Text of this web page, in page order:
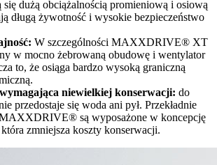
się dużą obciążalnością promieniową i osiową
długą żywotność i wysokie bezpieczeństwo
W szczególności MAXXDRIVE® XT
w mocno żebrowaną obudowę i wentylator
to, że osiąga bardzo wysoką graniczną
niewielkiej konserwacji: do
przedostaje się woda ani pył. Przekładnie
MAXXDRIVE® są wyposażone w koncepcję
zmniejsza koszty konserwacji.